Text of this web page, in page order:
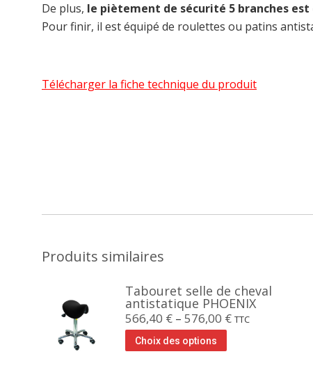
De plus, le piètement de sécurité 5 branches
Pour finir, il est équipé de roulettes ou patins
Télécharger la fiche technique du produit
Produits similaires
Tabouret selle de cheval
antistatique PHOENIX
566,40 € – 576,00 € TTC
Choix des options